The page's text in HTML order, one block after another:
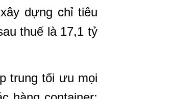
dựng chỉ tiêu
thuế là 17,1 tỷ
trung tối ưu mọi